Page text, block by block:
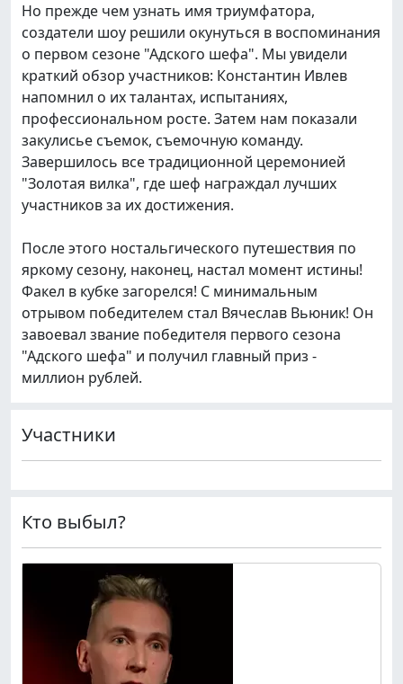
Но прежде чем узнать имя триумфатора,
создатели шоу решили окунуться в воспоминания
о первом сезоне "Адского шефа". Мы увидели
краткий обзор участников: Константин Ивлев
напомнил о их талантах, испытаниях,
профессиональном росте. Затем нам показали
закулисье съемок, съемочную команду.
Завершилось все традиционной церемонией
"Золотая вилка", где шеф награждал лучших
участников за их достижения.
После этого ностальгического путешествия по
яркому сезону, наконец, настал момент истины!
Факел в кубке загорелся! С минимальным
отрывом победителем стал Вячеслав Вьюник! Он
завоевал звание победителя первого сезона
"Адского шефа" и получил главный приз -
миллион рублей.
Участники
Кто выбыл?